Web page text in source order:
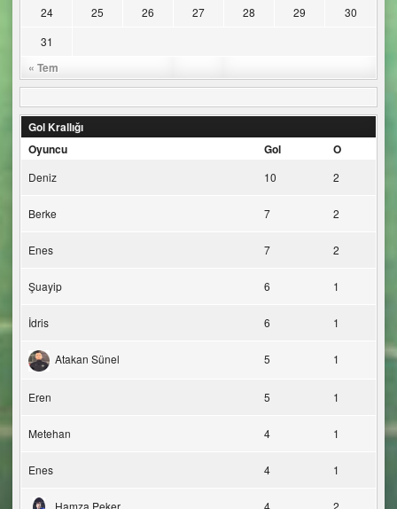
« Tem
24
25 26 27 28 29
30
31
Gol Krallığı
Oyuncu
Gol O
Deniz 10 2
Berke 7 2
Enes 7 2
Şuayip 6 1
İdris 6 1
Atakan Sünel 5 1
Eren 5 1
Metehan 4 1
Enes 4 1
Hamza Peker 4 2